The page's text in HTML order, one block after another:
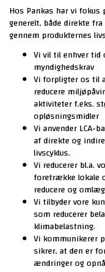
Hos Pankas har vi
generelt, både direkte
gennem produkternes
Vi vil til enhver tid
myndighedskrav
Vi forpligter os til
reducere
aktiviteter f.eks.
opløsningsmidler
Vi anvender
af direkte og
livscyklus.
Vi reducerer bl.a.
foretrække lokale
reducere og
Vi tilbyder vore
som reducerer
klimabelastning.
Vi kommunikerer
sikrer, at den er
ændringer og